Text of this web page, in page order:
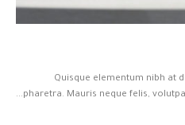
Quisque elementum nibh at
pharetra. Mauris neque felis,